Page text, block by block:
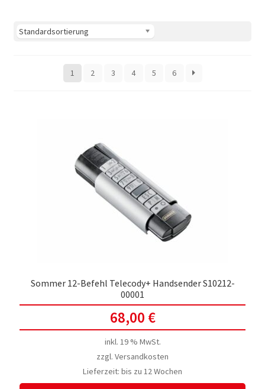
1 2 3 4 5 6
Sommer 12-Befehl Telecody+ Handsender S10212-
00001
68,00 €
inkl. 19 % MwSt.
zzgl. Versandkosten
Lieferzeit: bis zu 12 Wochen